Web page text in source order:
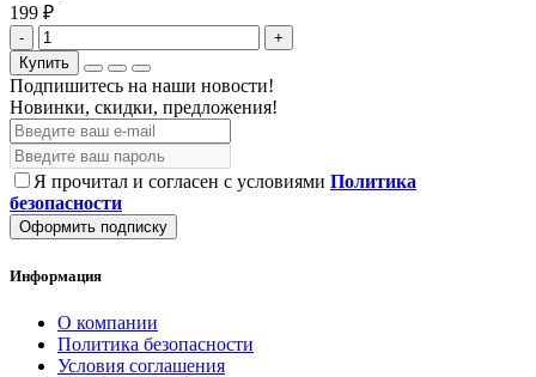
199 ₽
-
+
Купить
Подпишитесь на наши новости!
Новинки, скидки, предложения!
Я прочитал и согласен с условиями Политика
безопасности
Оформить подписку
Информация
О компании
Политика безопасности
Условия соглашения